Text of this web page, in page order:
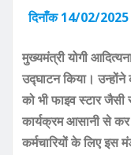
दिनाँक 14/02/2025
मुख्यमंत्री योगी
उद्घाटन किया। उन्होंने
को भी फाइव स्टार जैसी
कार्यक्रम आसानी से
कर्मचारियों के लिए इस